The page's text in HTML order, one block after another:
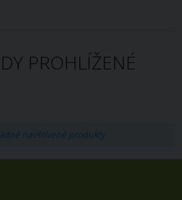
PROHLÍŽENÉ
navštívené produkty.